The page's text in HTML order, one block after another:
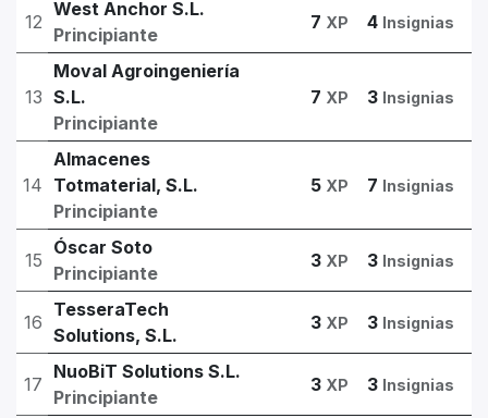
12
West Anchor S.L.
Principiante
7 XP 4 Insignias
13
Moval Agroingeniería
S.L.
Principiante
7 XP 3 Insignias
14
Almacenes
Totmaterial, S.L.
Principiante
5 XP 7 Insignias
15
Óscar Soto
Principiante
3 XP 3 Insignias
16
TesseraTech
Solutions, S.L.
3 XP 3 Insignias
17
NuoBiT Solutions S.L.
Principiante
3 XP 3 Insignias